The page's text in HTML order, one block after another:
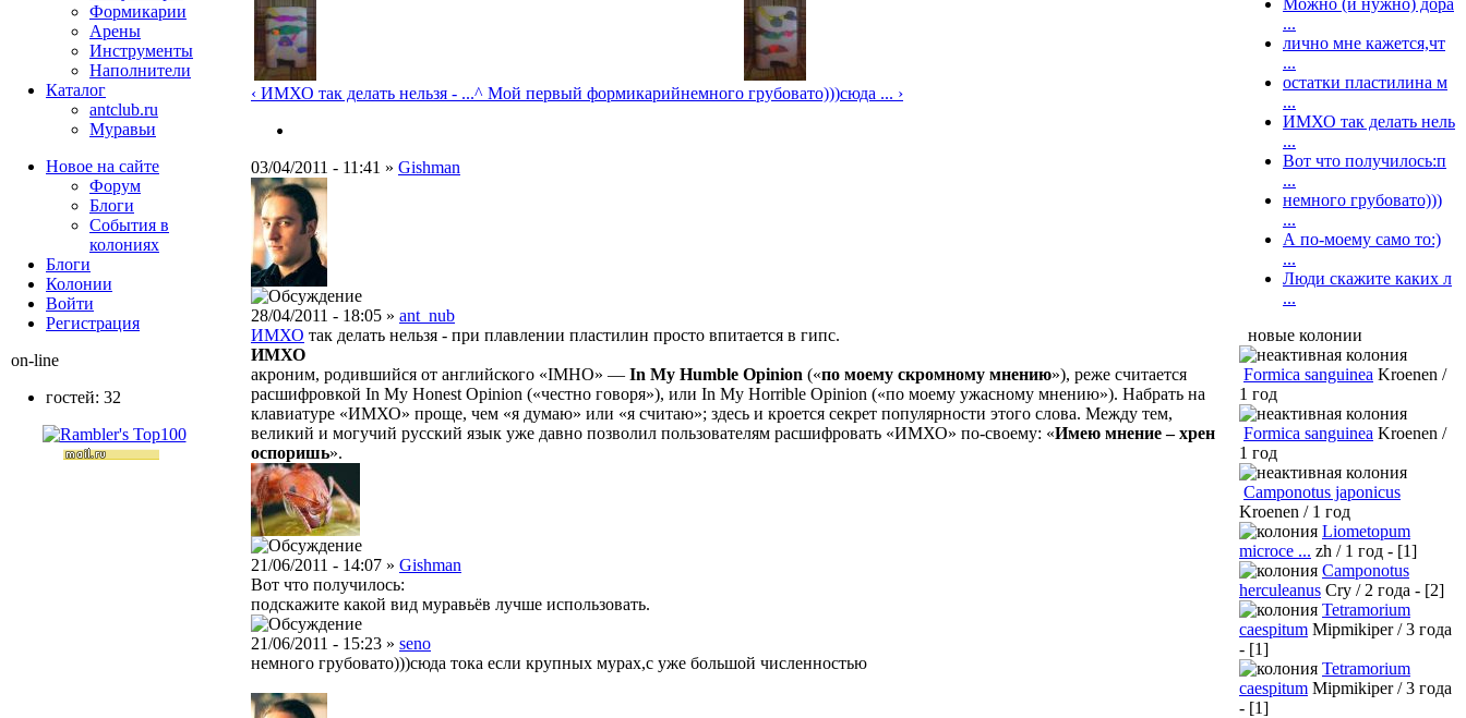
‹ ИМХО так делать нельзя - ...^ Мой первый формикарийнемного грубовато)))сюда ... ›
03/04/2011 - 11:41 » Gishman
28/04/2011 - 18:05 » ant_nub
ИМХО так делать нельзя - при плавлении пластилин просто впитается в гипс.
ИМХО
акроним, родившийся от английского «IMHO» — In My Humble Opinion («по моему скромному мнению»), реже считается
расшифровкой In My Honest Opinion («честно говоря»), или In My Horrible Opinion («по моему ужасному мнению»). Набрать на
клавиатуре «ИМХО» проще, чем «я думаю» или «я считаю»; здесь и кроется секрет популярности этого слова. Между тем,
великий и могучий русский язык уже давно позволил пользователям расшифровать «ИМХО» по-своему: «Имею мнение – хрен
оспоришь».
21/06/2011 - 14:07 » Gishman
Вот что получилось:
подскажите какой вид муравьёв лучше использовать.
21/06/2011 - 15:23 » seno
немного грубовато)))сюда тока если крупных мурах,с уже большой численностью
Формикарии
Арены
Инструменты
Наполнители
Каталог
antclub.ru
Муравьи
Новое на сайте
Форум
Блоги
События в
колониях
Блоги
Колонии
Войти
Peгиcтpaция
on-line
гостей: 32
Можно (и нужно) дора
...
лично мне кажется,чт
...
остатки пластилина м
...
ИМХО так делать нель
...
Вот что получилось:п
...
немного грубовато)))
...
А по-моему само то:)
...
Люди скажите каких л
...
новые колонии
Formica sanguinea Kroenen /
1 год
Formica sanguinea Kroenen /
1 год
Camponotus japonicus
Kroenen / 1 год
Liometopum
microce ... zh / 1 год - [1]
Camponotus
herculeanus Cry / 2 года - [2]
Tetramorium
caespitum Mipmikiper / 3 года
- [1]
Tetramorium
caespitum Mipmikiper / 3 года
- [1]